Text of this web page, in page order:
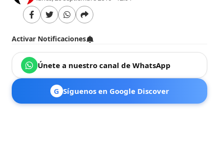
Activar Notificaciones
Únete a nuestro canal de WhatsApp
G Síguenos en Google Discover